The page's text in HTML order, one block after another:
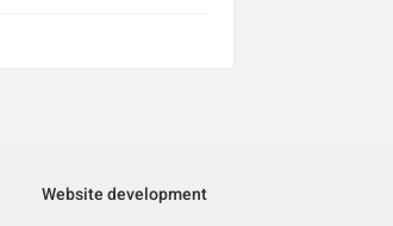
Website development